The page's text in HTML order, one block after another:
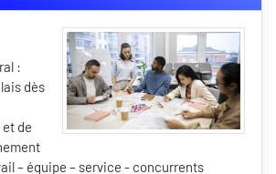
:
dès
de
– équipe – service - concurrents